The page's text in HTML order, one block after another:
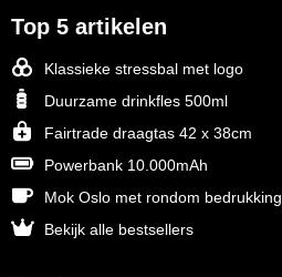
Top 5 artikelen
Klassieke stressbal met logo
Duurzame drinkfles 500ml
Fairtrade draagtas 42 x 38cm
Powerbank 10.000mAh
Mok Oslo met rondom bedrukking
Bekijk alle bestsellers